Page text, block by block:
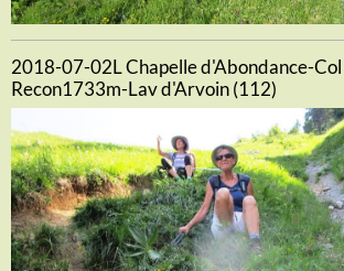
2018-07-02L Chapelle d'Abondance-
Recon1733m-Lav d'Arvoin (112)